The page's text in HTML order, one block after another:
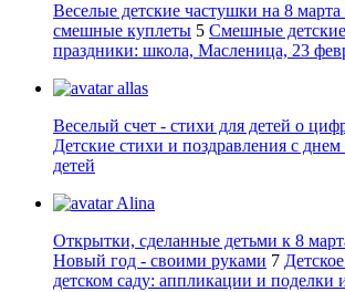
Веселые детские частушки на 8
смешные куплеты 5 Смешные
праздники: школа, Масленица, 23
allas
Веселый счет - стихи для детей о
Детские стихи и поздравления с
детей
Alina
Открытки, сделанные детьми к 8
Новый год - своими руками 7
детском саду: аппликации и поделки